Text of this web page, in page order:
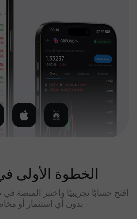
الخطوة الأولى
افتح حسابًا تجريبيًا واختبر المنصة
- بدون أي استثمار أو